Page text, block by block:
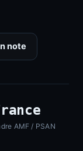
note
AMF / PSAN